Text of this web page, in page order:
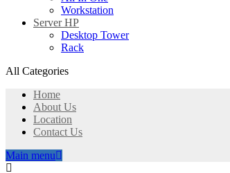
Workstation
Server HP
Desktop Tower
Rack
All Categories
Home
About Us
Location
Contact Us
Main menu